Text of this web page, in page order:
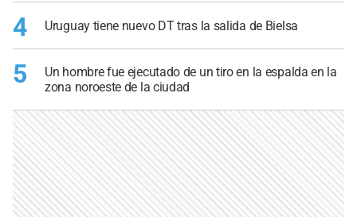
4 Uruguay tiene nuevo DT tras la salida de Bielsa
5
Un hombre fue ejecutado de un tiro en la espalda en la
zona noroeste de la ciudad